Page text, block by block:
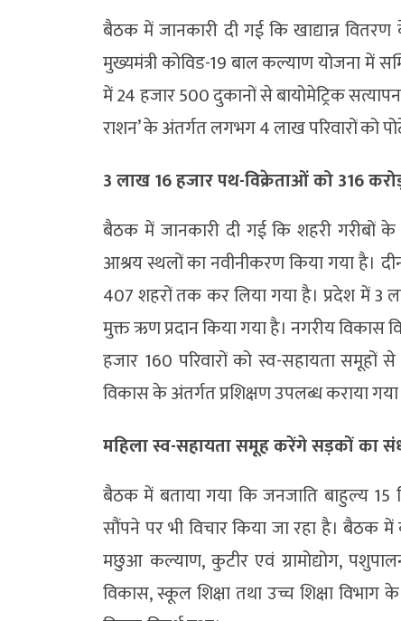
बैठक में जानकारी दी गई कि खाद्यान्न
मुख्यमंत्री कोविड-19 बाल कल्याण योजना में
में 24 हजार 500 दुकानों से बायोमेट्रिक
राशन’ के अंतर्गत लगभग 4 लाख परिवारों को
3 लाख 16 हजार पथ-विक्रेताओं को 316
बैठक में जानकारी दी गई कि शहरी गरीबों के
आश्रय स्थलों का नवीनीकरण किया गया है।
407 शहरों तक कर लिया गया है। प्रदेश में 3
मुक्त ऋण प्रदान किया गया है। नगरीय
हजार 160 परिवारों को स्व-सहायता
विकास के अंतर्गत प्रशिक्षण उपलब्ध कराया गया
महिला स्व-सहायता समूह करेंगे सड़कों का
बैठक में बताया गया कि जनजाति बाहुल्य
सौंपने पर भी विचार किया जा रहा है। बैठक
मछुआ कल्याण, कुटीर एवं ग्रामोद्योग,
विकास, स्कूल शिक्षा तथा उच्च शिक्षा